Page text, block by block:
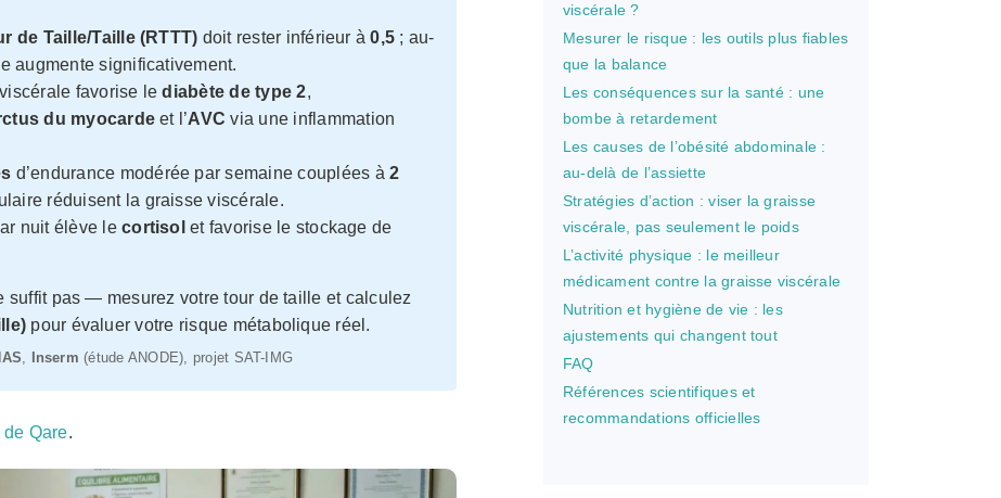
de Taille/Taille (RTTT) doit rester inférieur à0,5 ; au-
augmente significativement.
favorise lediabète de type 2,
du myocarde et l’AVC via une inflammation
d’endurance modérée par semaine couplées à 2
réduisent la graisse viscérale.
nuit élève lecortisol et favorise le stockage de
suffit pas — mesurez votre tour de taille et calculez
pour évaluer votre risque métabolique réel.
, Inserm (étude ANODE), projet SAT-IMG
Qare.
viscérale ?
Mesurer le risque : les outils plus fiables
que la balance
Les conséquences sur la santé : une
bombe à retardement
Les causes de l’obésité abdominale :
au-delà de l’assiette
Stratégies d’action : viser la graisse
viscérale, pas seulement le poids
L’activité physique : le meilleur
médicament contre la graisse viscérale
Nutrition et hygiène de vie : les
ajustements qui changent tout
FAQ
Références scientifiques et
recommandations officielles